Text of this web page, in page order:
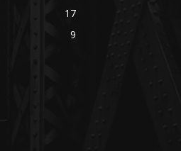
17
9